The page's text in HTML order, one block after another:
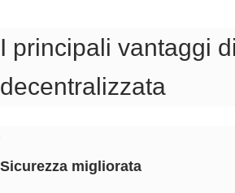
I principali vantaggi
decentralizzata
Sicurezza migliorata